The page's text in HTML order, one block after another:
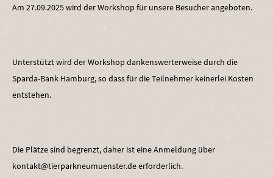
Am 27.09.2025 wird der Workshop für unsere Besucher angeboten.
Unterstützt wird der Workshop dankenswerterweise durch die
Sparda-Bank Hamburg, so dass für die Teilnehmer keinerlei Kosten
entstehen.
Die Plätze sind begrenzt, daher ist eine Anmeldung über
kontakt@tierparkneumuenster.de erforderlich.